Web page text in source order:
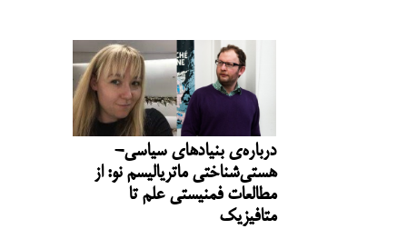
درباره‌ی بنیادهای سیاسی-
هستی‌شناختی ماتریالیسم نو: از
مطالعات فمنیستی علم تا
متافیزیک